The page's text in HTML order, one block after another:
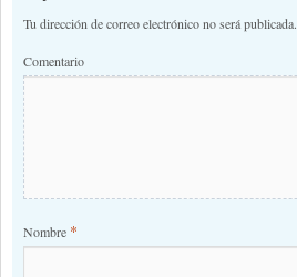
Tu dirección de correo electrónico no será publicada.
Comentario
Nombre *